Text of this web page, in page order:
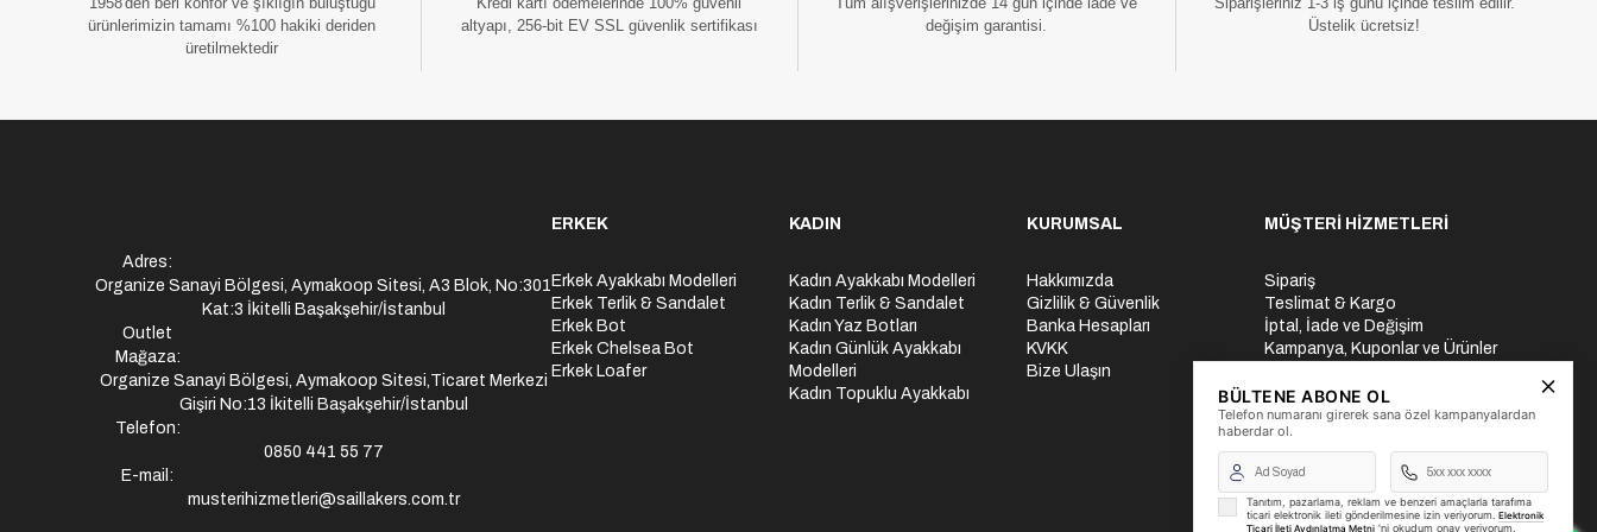
ürünlerimizin tamamı %100 hakiki deriden
üretilmektedir
altyapı, 256-bit EV SSL güvenlik sertifikası
değişim garantisi.
Üstelik ücretsiz!
Adres:
Organize Sanayi Bölgesi, Aymakoop Sitesi, A3 Blok, No:301
Kat:3 İkitelli Başakşehir/İstanbul
Outlet
Mağaza:
Organize Sanayi Bölgesi, Aymakoop Sitesi,Ticaret Merkezi
Gişiri No:13 İkitelli Başakşehir/İstanbul
Telefon:
0850 441 55 77
E-mail:
musterihizmetleri@saillakers.com.tr
ERKEK
Erkek Ayakkabı Modelleri
Erkek Terlik & Sandalet
Erkek Bot
Erkek Chelsea Bot
Erkek Loafer
KADIN
Kadın Ayakkabı Modelleri
Kadın Terlik & Sandalet
Kadın Yaz Botları
Kadın Günlük Ayakkabı
Modelleri
Kadın Topuklu Ayakkabı
KURUMSAL
Hakkımızda
Gizlilik & Güvenlik
Banka Hesapları
KVKK
Bize Ulaşın
MÜŞTERİ HİZMETLERİ
Sipariş
Teslimat & Kargo
İptal, İade ve Değişim
Kampanya, Kuponlar ve Ürünler
Üyelik İşlemleri
Yurtdışı Gönderi
BÜLTENE ABONE OL
Telefon numaranı girerek sana özel kampanyalardan
haberdar ol.
Tanıtım, pazarlama, reklam ve benzeri amaçlarla tarafıma
ticari elektronik ileti gönderilmesine izin veriyorum. Elektronik
Ticari İleti Aydınlatma Metni 'ni okudum onay veriyorum.